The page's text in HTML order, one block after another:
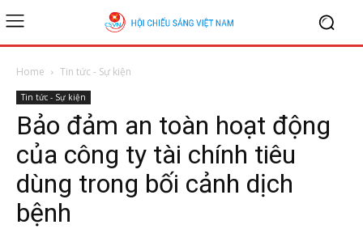
Home Tin tức - Sự kiện
Tin tức - Sự kiện
Bảo đảm an toàn hoạt động
của công ty tài chính tiêu
dùng trong bối cảnh dịch
bệnh